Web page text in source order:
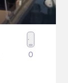
0